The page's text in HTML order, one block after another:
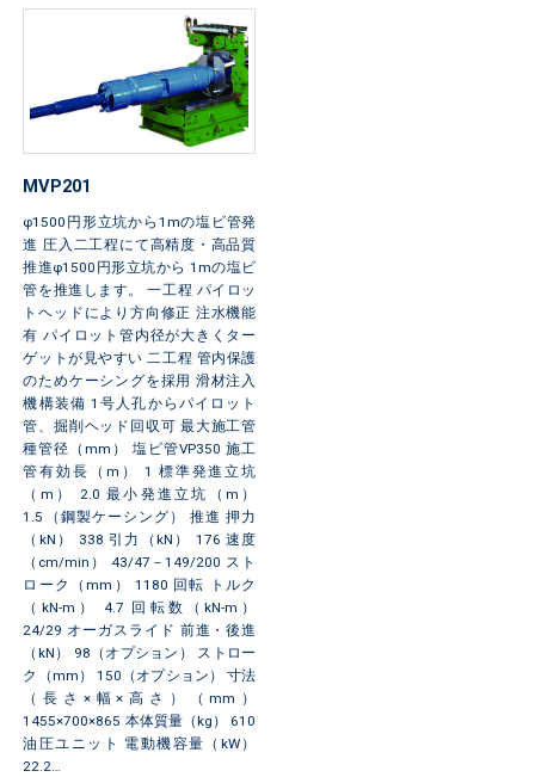
MVP201
φ1500円形立坑から1mの塩ビ管発
進 圧入二工程にて高精度・高品質
推進φ1500円形立坑から 1mの塩ビ
管を推進します。 一工程 パイロッ
トヘッドにより方向修正 注水機能
有 パイロット管内径が大きくター
ゲットが見やすい 二工程 管内保護
のためケーシングを採用 滑材注入
機構装備 1号人孔からパイロット
管、掘削ヘッド回収可 最大施工管
種管径（mm） 塩ビ管VP350 施工
管有効長（m） 1 標準発進立坑
（m） 2.0 最小発進立坑（m）
1.5（鋼製ケーシング） 推進 押力
（kN） 338 引力（kN） 176 速度
（cm/min） 43/47－149/200 スト
ローク（mm） 1180 回転 トルク
（kN-m） 4.7 回転数（kN-m）
24/29 オーガスライド 前進・後進
（kN） 98（オプション） ストロー
ク（mm） 150（オプション） 寸法
（長さ×幅×高さ）（mm）
1455×700×865 本体質量（kg） 610
油圧ユニット 電動機容量（kW）
22.2…